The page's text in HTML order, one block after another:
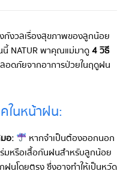
งวลเรื่องสุขภาพของลูกน้อย
นี้ NATUR พาคุณแม่มาดู4 วิธี
อดภัยจากอาการป่วยในฤดูฝน
ในหน้าฝน:
อ:
หากจำเป็นต้องออกนอก
มหรือเสื้อกันฝนสำหรับลูกน้อย
ฝนโดยตรง ซึ่งอาจทำให้เป็นหวัด